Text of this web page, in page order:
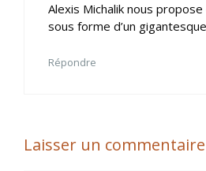
Alexis Michalik nous
sous forme d’un
Répondre
Laisser un commentaire